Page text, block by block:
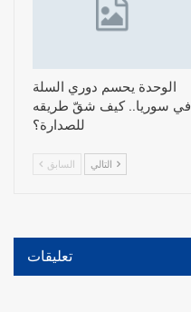
الوحدة يحسم دوري السلة
في سوريا.. كيف شقّ طريقه
للصدارة؟
السابق
تعليقات